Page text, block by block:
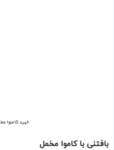
خرید کاموا
بافتنی با کاموا مخمل